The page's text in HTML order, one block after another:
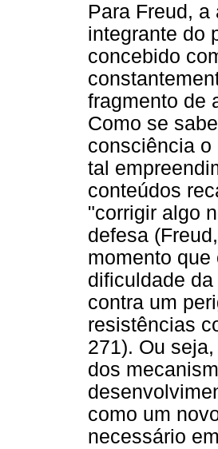
Para Freud,
integrante do
concebido
fragmento de
Como se
consciência o
tal
conteúdos
"corrigir algo
defesa
momento
dificuldade
contra um
resistências
271). Ou
dos
como um
necessário